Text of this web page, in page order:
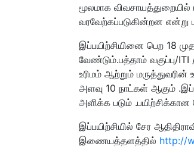
மூலமாக
வரவேற்கப்படுகின்றன
இப்பயிற்சியினை பெற 18
வேண்டும்.பத்தாம் வகுப்பு/ITI
உரிமம் ஆற்றும்
அளவு 10 நாட்கள் ஆகும்
அளிக்க படும்
இப்பயிற்சியில் சேர
இணையத்தளத்தில் http://